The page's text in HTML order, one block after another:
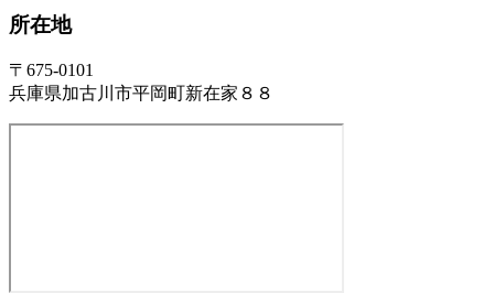
所在地
〒675-0101
兵庫県加古川市平岡町新在家８８